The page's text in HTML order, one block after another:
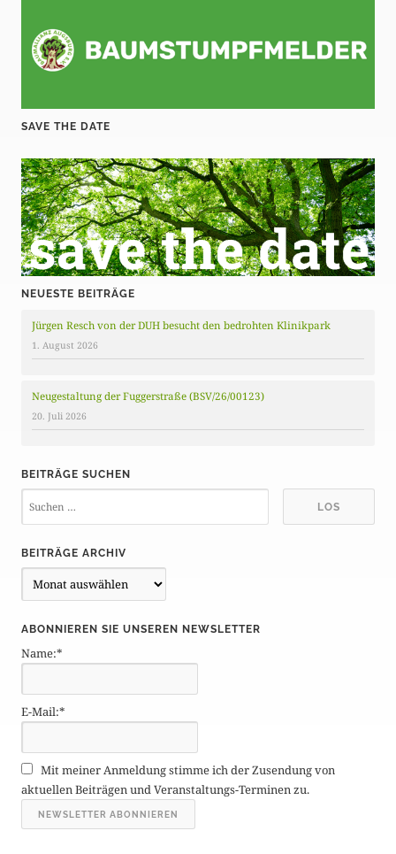
SAVE THE DATE
NEUESTE BEITRÄGE
Jürgen Resch von der DUH besucht den bedrohten Klinikpark
1. August 2026
Neugestaltung der Fuggerstraße (BSV/26/00123)
20. Juli 2026
BEITRÄGE SUCHEN
BEITRÄGE ARCHIV
e
t
r
g
e
r
c
h
v
ABONNIEREN SIE UNSEREN NEWSLETTER
Name:*
E-Mail:*
Mit meiner Anmeldung stimme ich der Zusendung von
aktuellen Beiträgen und Veranstaltungs-Terminen zu.